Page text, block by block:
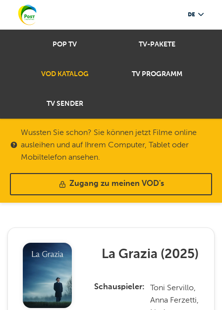
DE
POP TV TV-PAKETE
VOD KATALOG TV PROGRAMM
TV SENDER
Wussten Sie schon? Sie können jetzt Filme online
ausleihen und auf Ihrem Computer, Tablet oder
Mobiltelefon ansehen.
Zugang zu meinen VOD's
La Grazia (2025)
Schauspieler
Toni Servillo,
Anna Ferzetti,